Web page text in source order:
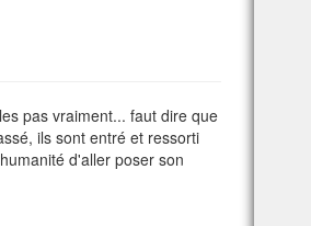
pas vraiment... faut dire que
ils sont entré et ressorti
d'aller poser son